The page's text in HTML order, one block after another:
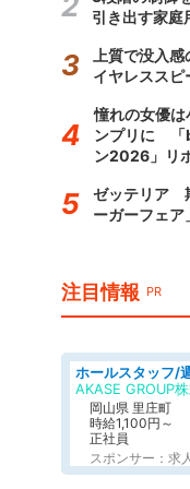
引き出す家庭
上質で没入
イヤレススピ
憧れの女優は
ンプリに 「
ン2026」リ
ゼッテリア
ーガーフェア
注目情報 PR
AKASE GROUP
岡山県 里庄町
時給1,100円～
正社員
スポンサー：求